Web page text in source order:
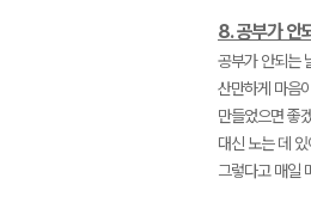
8. 공부가 안
공부가 안되는
산만하게 마음
만들었으면 좋
대신 노는 데
그렇다고 매일